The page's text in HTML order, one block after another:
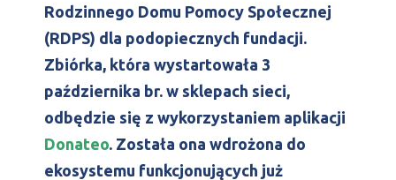
Rodzinnego Domu Pomocy Społecznej
(RDPS) dla podopiecznych fundacji.
Zbiórka, która wystartowała 3
października br. w sklepach sieci,
odbędzie się z wykorzystaniem aplikacji
Donateo. Została ona wdrożona do
ekosystemu funkcjonujących już